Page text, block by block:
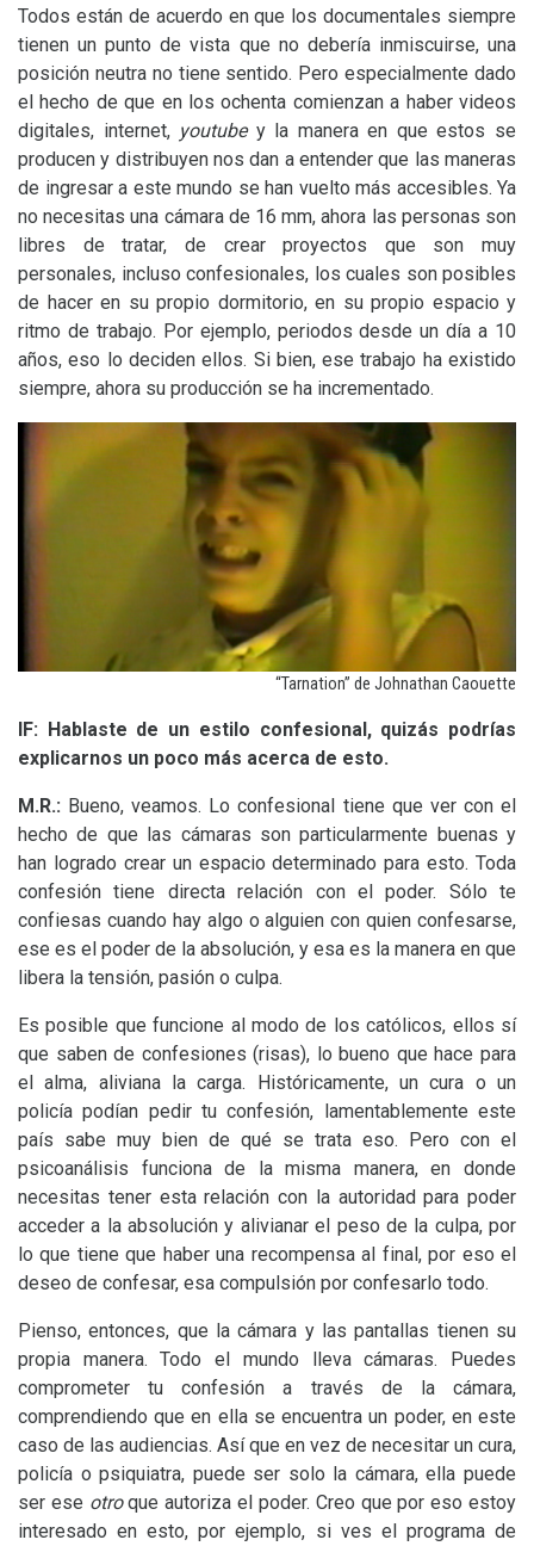
Todos están de acuerdo en que los documentales siempre
tienen un punto de vista que no debería inmiscuirse, una
posición neutra no tiene sentido. Pero especialmente dado
el hecho de que en los ochenta comienzan a haber videos
digitales, internet, youtubey la manera en que estos se
producen y distribuyen nos dan a entender que las maneras
de ingresar a este mundo se han vuelto más accesibles. Ya
no necesitas una cámara de 16 mm, ahora las personas son
libres de tratar, de crear proyectos que son muy
personales, incluso confesionales, los cuales son posibles
de hacer en su propio dormitorio, en su propio espacio y
ritmo de trabajo. Por ejemplo, periodos desde un día a 10
años, eso lo deciden ellos. Si bien, ese trabajo ha existido
siempre, ahora su producción se ha incrementado.
“Tarnation” de Johnathan Caouette
lF: Hablaste de un estilo confesional, quizás podrías
explicarnos un poco más acerca de esto.
M.R.: Bueno, veamos. Lo confesional tiene que ver con el
hecho de que las cámaras son particularmente buenas y
han logrado crear un espacio determinado para esto. Toda
confesión tiene directa relación con el poder. Sólo te
confiesas cuando hay algo o alguien con quien confesarse,
ese es el poder de la absolución, y esa es la manera en que
libera la tensión, pasión o culpa.
Es posible que funcione al modo de los católicos, ellos sí
que saben de confesiones (risas), lo bueno que hace para
el alma, aliviana la carga. Históricamente, un cura o un
policía podían pedir tu confesión, lamentablemente este
país sabe muy bien de qué se trata eso. Pero con el
psicoanálisis funciona de la misma manera, en donde
necesitas tener esta relación con la autoridad para poder
acceder a la absolución y alivianar el peso de la culpa, por
lo que tiene que haber una recompensa al final, por eso el
deseo de confesar, esa compulsión por confesarlo todo.
Pienso, entonces, que la cámara y las pantallas tienen su
propia manera. Todo el mundo lleva cámaras. Puedes
comprometer tu confesión a través de la cámara,
comprendiendo que en ella se encuentra un poder, en este
caso de las audiencias. Así que en vez de necesitar un cura,
policía o psiquiatra, puede ser solo la cámara, ella puede
ser ese otroque autoriza el poder. Creo que por eso estoy
interesado en esto, por ejemplo, si ves el programa de